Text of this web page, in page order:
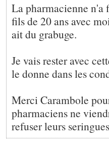
La pharmacienne n'a
fils de 20 ans avec
ait du grabuge.
Je vais rester avec
le donne dans les
Merci Carambole
pharmaciens ne
refuser leurs